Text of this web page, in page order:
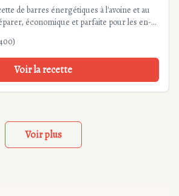
de barres énergétiques à l'avoine et au
économique et parfaite pour les en-
longue et variantes gourmandes incluses.
)
Voir la recette
Voir plus